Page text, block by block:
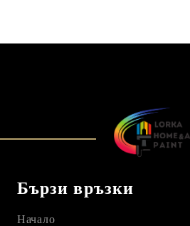
Бързи връзки
Начало